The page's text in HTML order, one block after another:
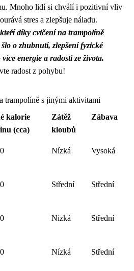
Mnoho lidí si chválí i pozitivní vliv
stres a zlepšuje náladu.
díky cvičení na trampolíně
o zhubnutí, zlepšení fyzické
energie a radosti ze života.
radost z pohybu!
trampolíně s jinými aktivitami
kalorie
(cca)
Zátěž
kloubů
Zábava
Nízká Vysoká
Střední Střední
Nízká Střední
Nízká Střední